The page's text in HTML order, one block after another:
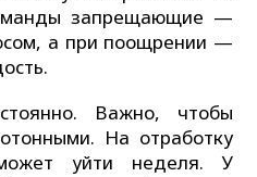
запрещающие —
а при поощрении —
Важно, чтобы
На отработку
уйти неделя. У